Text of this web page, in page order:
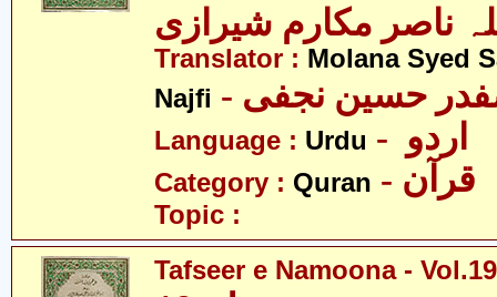
ناصر مکارم شیرازی
Translator : Molana Syed
Najfi
صفدر حسین نجفی
Language : Urdu
Category : Quran - قرآن
Topic :
Tafseer e Namoona - Vol.19